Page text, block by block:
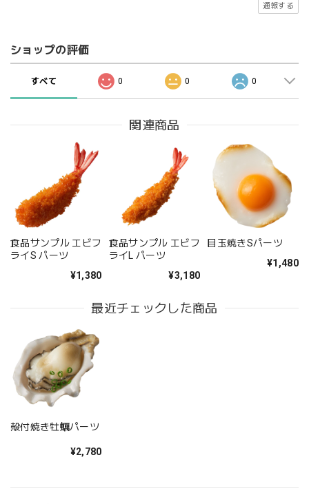
通報する
ショップの評価
すべて 0 0 0
関連商品
食品サンプル エビフ
ライS パーツ
¥1,380
食品サンプル エビフ
ライL パーツ
¥3,180
目玉焼きSパーツ
¥1,480
最近チェックした商品
殻付焼き牡蠣パーツ
¥2,780